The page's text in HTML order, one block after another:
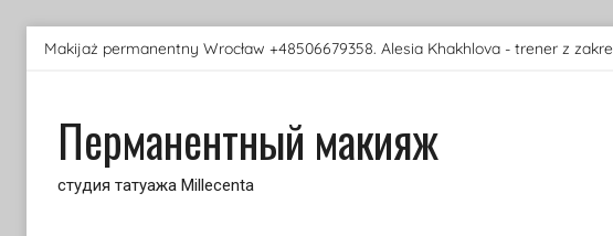
Перейти
Makijaż permanentny Wrocław +48506679358. Alesia Khakhlova - trener z
Перманентный макияж
студия татуажа Millecenta